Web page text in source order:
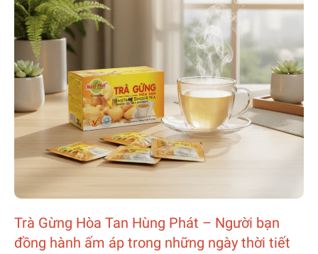
Trà Gừng Hòa Tan Hùng Phát – Người bạn
đồng hành ấm áp trong những ngày thời tiết